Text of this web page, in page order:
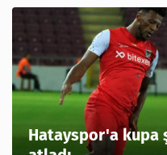
Hatayspor'a kupa